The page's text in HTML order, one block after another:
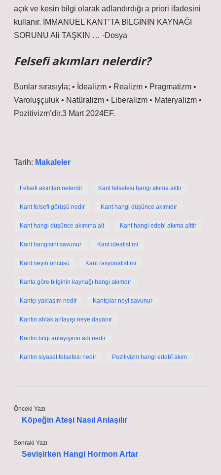
açık ve kesin bilgi olarak adlandırdığı a priori ifadesini
kullanır. İMMANUEL KANT’TA BİLGİNİN KAYNAĞI
SORUNU Ali TAŞKIN … -Dosya
Felsefi akımları nelerdir?
Bunlar sırasıyla; • İdealizm • Realizm • Pragmatizm •
Varoluşçuluk • Natüralizm • Liberalizm • Materyalizm •
Pozitivizm’dir.3 Mart 2024EF.
Tarih: Makaleler
Felsefi akımları nelerdir Kant felsefesi hangi akıma aittir
Kant felsefi görüşü nedir Kant hangi düşünce akımıdır
Kant hangi düşünce akımına ait Kant hangi edebi akıma aittir
Kant hangisini savunur Kant idealist mi
Kant neyin öncüsü Kant rasyonalist mi
Kanta göre bilginin kaynağı hangi akımdır
Kantçı yaklaşım nedir Kantçılar neyi savunur
Kantın ahlak anlayışı neye dayanır
Kantın bilgi anlayışının adı nedir
Kantın siyaset felsefesi nedir Pozitivizm hangi edebî akım
Önceki Yazı
Köpeğin Ateşi Nasıl Anlaşılır
Sonraki Yazı
Sevişirken Hangi Hormon Artar